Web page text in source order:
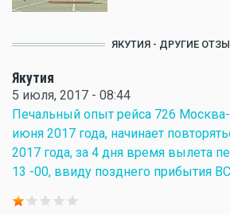
ЯКУТИЯ - ДРУГИЕ
Якутия
5 июля, 2017 - 08:44
Печальный опыт рейса 726
июня 2017 года, начинает
2017 года, за 4 дня время вылета
13 -00, ввиду позднего прибытия